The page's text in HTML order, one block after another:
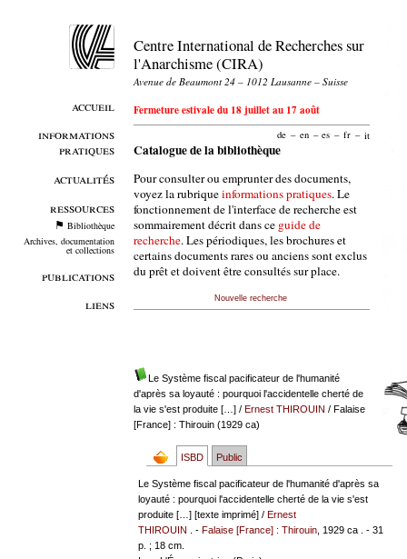
accueil
informations
pratiques
actualités
ressources
Bibliothèque
Archives, documentation
et collections
publications
liens
Centre International de Recherches sur
l'Anarchisme (CIRA)
Avenue de Beaumont 24 – 1012 Lausanne – Suisse
Fermeture estivale du 18 juillet au 17 août
de – en – es – fr – it
Catalogue de la bibliothèque
Pour consulter ou emprunter des documents,
voyez la rubriqueinformations pratiques. Le
fonctionnement de l'interface de recherche est
sommairement décrit dans ce guide de
recherche. Les périodiques, les brochures et
certains documents rares ou anciens sont exclus
du prêt et doivent être consultés sur place.
Nouvelle recherche
Le Système fiscal pacificateur de l'humanité
d'après sa loyauté : pourquoi l'accidentelle cherté de
la vie s'est produite […]/ Ernest THIROUIN / Falaise
[France] : Thirouin (1929 ca)
ISBD Public
Le Système fiscal pacificateur de l'humanité d'après sa
loyauté : pourquoi l'accidentelle cherté de la vie s'est
produite […] [texte imprimé] /Ernest
THIROUIN
. -Falaise [France] : Thirouin , 1929 ca . - 31
p. ; 18 cm.